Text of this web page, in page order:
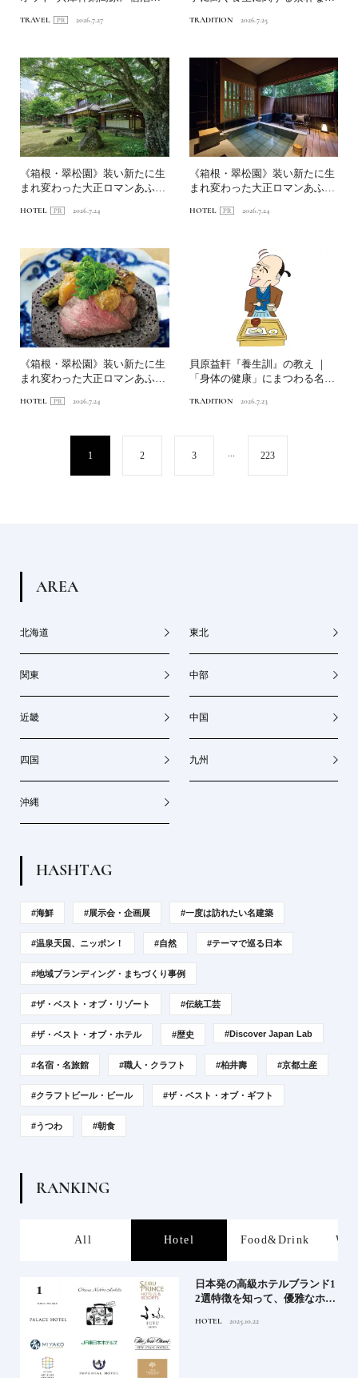
TRAVEL 2026.7.27 TRADITION 2026.7.25
《箱根・翠松園》装い新たに生
まれ変わった大正ロマンあふれ
HOTEL 2026.7.24
《箱根・翠松園》装い新たに生
まれ変わった大正ロマンあふれ
HOTEL 2026.7.24
《箱根・翠松園》装い新たに生
まれ変わった大正ロマンあふれ
HOTEL 2026.7.24
貝原益軒『養生訓』の教え ｜
「身体の健康」にまつわる名言
TRADITION 2026.7.23
1 2 3 223
AREA
北海道 東北
関東 中部
近畿 中国
四国 九州
沖縄
HASHTAG
#海鮮 #展示会・企画展 #一度は訪れたい名建築
#温泉天国、ニッポン！ #自然 #テーマで巡る日本
#地域ブランディング・まちづくり事例
#ザ・ベスト・オブ・リゾート #伝統工芸
#ザ・ベスト・オブ・ホテル #歴史 #Discover Japan Lab
#名宿・名旅館 #職人・クラフト #柏井壽 #京都土産
#クラフトビール・ビール #ザ・ベスト・オブ・ギフト
#うつわ #朝食
RANKING
All Hotel Food&Drink
日本発の高級ホテルブランド1
2選特徴を知って、優雅なホテ
ンド大解剖①
HOTEL 2025.10.22